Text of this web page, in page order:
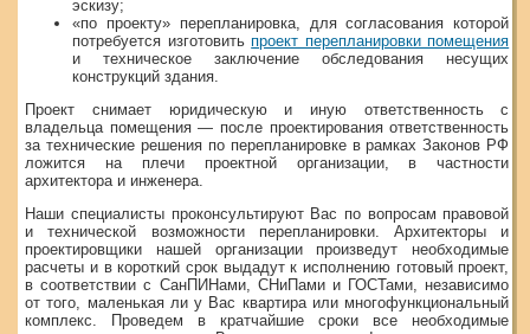
эскизу;
«по проекту» перепланировка, для согласования которой
потребуется изготовитьпроект перепланировки помещения
и техническое заключение обследования несущих
конструкций здания.
Проект снимает юридическую и иную ответственность с
владельца помещения — после проектирования ответственность
за технические решения по перепланировке в рамках Законов РФ
ложится на плечи проектной организации, в частности
архитектора и инженера.
Наши специалисты проконсультируют Вас по вопросам правовой
и технической возможности перепланировки. Архитекторы и
проектировщики нашей организации произведут необходимые
расчеты и в короткий срок выдадут к исполнению готовый проект,
в соответствии с СанПИНами, СНиПами и ГОСТами, независимо
от того, маленькая ли у Вас квартира или многофункциональный
комплекс. Проведем в кратчайшие сроки все необходимые